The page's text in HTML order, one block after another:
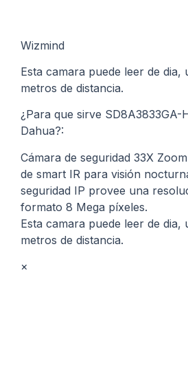
Wizmind
Esta camara puede leer de dia,
metros de distancia.
¿Para que sirve SD8A3833GA-
Dahua?:
Cámara de seguridad 33X
de smart IR para visión
seguridad IP provee una
formato 8 Mega píxeles.
Esta camara puede leer de dia,
metros de distancia.
×